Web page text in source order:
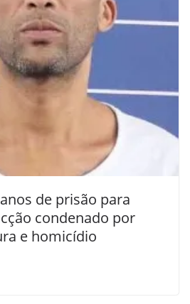
de prisão para
condenado por
e homicídio